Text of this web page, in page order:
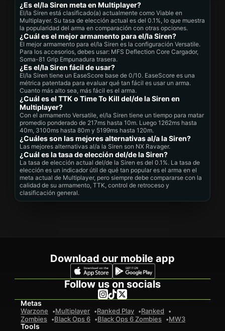
¿Es el/la Siren meta en Multiplayer?
El/la Siren está clasificado(a) actualmente como Viable en
Multiplayer. Su tasa de elección actual es del 0.1%, lo que muestra
la popularidad del arma en comparación con otras opciones.
¿Cuál es el mejor armamento para el/la Siren?
El mejor armamento para el/la Siren es la configuración Versatile.
Para los accesorios, debes usar: MFS Deflection Core Cargador,
Soma-81 Grip Empunadura trasera.
¿Es el/la Siren fácil de usar?
El/la Siren tiene un EaseScore base de 0/10. EaseScore es una
métrica patentada para evaluar qué tan fácil es usar un arma.
Cuanto más alto sea, más fácil es el arma.
¿Cuál es el TTK o Time To Kill del/de la Siren en
Multiplayer?
Con el armamento Versatile, el/la Siren tiene un tiempo para matar
promedio ponderado de 217ms hasta 10m. Luego 1262ms hasta
40m, 3100ms hasta 80m y 5199ms hasta 120m.
¿Cuáles son las mejores alternativas al/a la Siren?
Las mejores alternativas al/a la Siren son NX Ravager.
¿Cuál es la tasa de elección del/de la Siren?
La tasa de elección actual del/de la Siren es del 0.1%. La tasa de
elección es un indicador útil de qué tan popular es el arma en el
meta actual de Multiplayer, pero siempre debe compararse con la
calidad de su armamento, TTK, control de retroceso y
clasificación general.
Download our mobile app
Follow us on socials
Metas
Warzone Multiplayer Ranked Play
Ranked
Zombies
Black Ops 6 Black Ops 6 Zombies MW3
Tools